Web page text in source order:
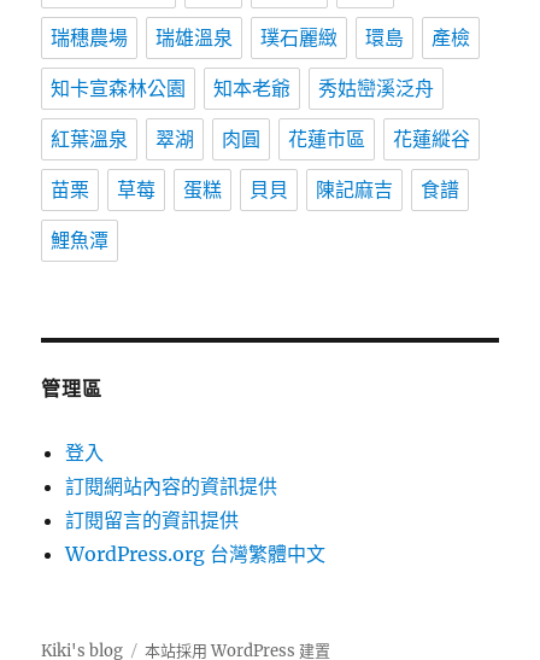
瑞穗農場 瑞雄溫泉 璞石麗緻 環島 產檢
知卡宣森林公園 知本老爺 秀姑巒溪泛舟
紅葉溫泉 翠湖 肉圓 花蓮市區 花蓮縱谷
苗栗 草莓 蛋糕 貝貝 陳記麻吉 食譜
鯉魚潭
管理區
登入
訂閱網站內容的資訊提供
訂閱留言的資訊提供
WordPress.org 台灣繁體中文
Kiki's blog 本站採用 WordPress 建置